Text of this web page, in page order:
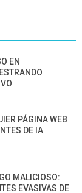
EN
PÁGINA WEB
DE IA
MALICIOSO:
EVASIVAS DE